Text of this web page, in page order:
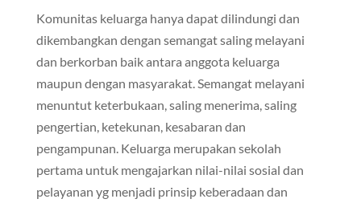
Komunitas keluarga hanya dapat dilindungi dan
dikembangkan dengan semangat saling melayani
dan berkorban baik antara anggota keluarga
maupun dengan masyarakat. Semangat melayani
menuntut keterbukaan, saling menerima, saling
pengertian, ketekunan, kesabaran dan
pengampunan. Keluarga merupakan sekolah
pertama untuk mengajarkan nilai-nilai sosial dan
pelayanan yg menjadi prinsip keberadaan dan